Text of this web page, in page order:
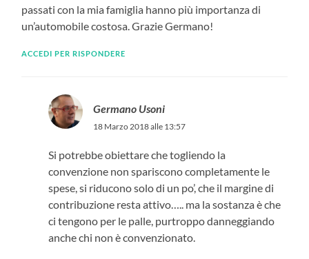
passati con la mia famiglia hanno più importanza di
un’automobile costosa. Grazie Germano!
ACCEDI PER RISPONDERE
Germano Usoni
18 Marzo 2018 alle 13:57
Si potrebbe obiettare che togliendo la
convenzione non spariscono completamente le
spese, si riducono solo di un po’, che il margine di
contribuzione resta attivo….. ma la sostanza è che
ci tengono per le palle, purtroppo danneggiando
anche chi non è convenzionato.